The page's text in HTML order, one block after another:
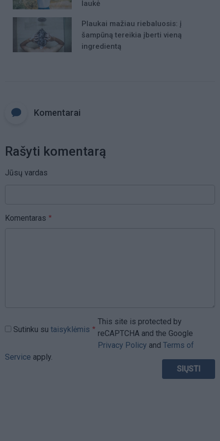
laukė
Plaukai mažiau riebaluosis: į
šampūną tereikia įberti vieną
ingredientą
Komentarai
Rašyti komentarą
Jūsų vardas
Komentaras
Sutinku su taisyklėmis
This site is protected by
reCAPTCHA and the Google
Privacy Policy and Terms of
Service apply.